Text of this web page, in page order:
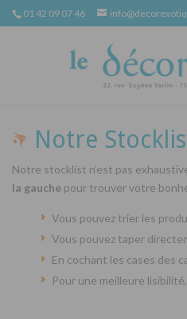
01 42 09 07 46
Notre
Notre stocklist n’est pas
la gauche pour trouver votre
Vous pouvez trier les
Vous pouvez taper
En cochant les cases des
Pour une meilleure